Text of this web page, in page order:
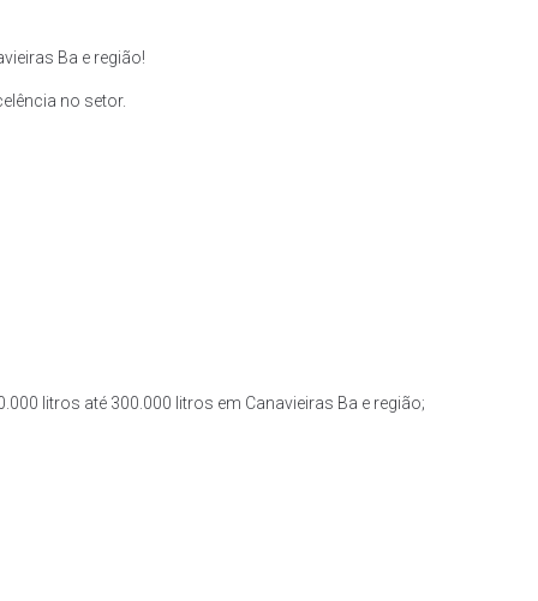
Ba e região!
no setor.
litros até 300.000 litros em Canavieiras Ba e região;